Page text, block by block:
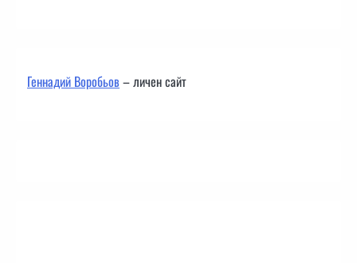
Геннадий Воробьов– личен сайт